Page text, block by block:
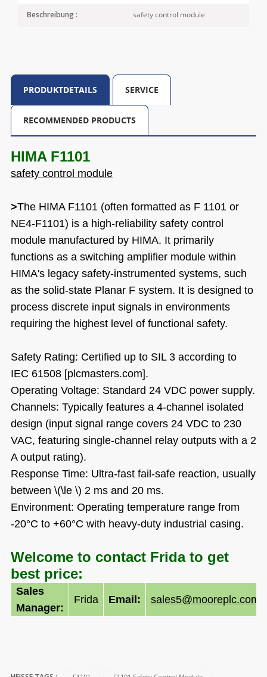
Beschreibung : safety control module
PRODUKTDETAILS SERVICE
RECOMMENDED PRODUCTS
HIMA F1101
safety control module
>The HIMA F1101 (often formatted as F 1101 or
NE4-F1101) is a high-reliability safety control
module manufactured by HIMA. It primarily
functions as a switching amplifier module within
HIMA's legacy safety-instrumented systems, such
as the solid-state Planar F system. It is designed to
process discrete input signals in environments
requiring the highest level of functional safety.
Safety Rating: Certified up to SIL 3 according to
IEC 61508 [plcmasters.com].
Operating Voltage: Standard 24 VDC power supply.
Channels: Typically features a 4-channel isolated
design (input signal range covers 24 VDC to 230
VAC, featuring single-channel relay outputs with a 2
A output rating).
Response Time: Ultra-fast fail-safe reaction, usually
between \(\le \) 2 ms and 20 ms.
Environment: Operating temperature range from
-20°C to +60°C with heavy-duty industrial casing.
Welcome to contact Frida to get
best price:
Sales
Manager:
Frida Email: sales5@mooreplc.com